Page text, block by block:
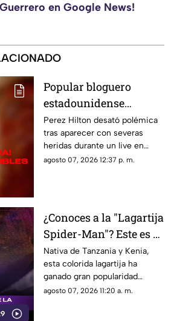
en Google News!
Popular bloguero
estadounidense
aparece con severas
heridas en un LIVE;
¿buscaba interacción?
Perez Hilton desató polémica
tras aparecer con severas
heridas durante un live en
TikTok. El video abrió un
agosto 07, 2026 12:37 p. m.
¿Conoces a la "Lagartija
Spider-Man"? Este es el
reptil con los colores
del superhéroe
Nativa de Tanzania y Kenia,
esta colorida lagartija ha
ganado gran popularidad
debido a su increíble parecido
agosto 07, 2026 11:20 a. m.